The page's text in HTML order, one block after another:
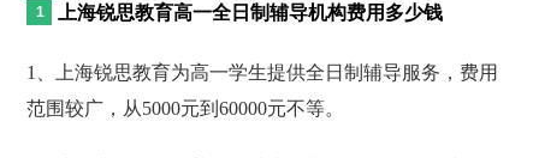
上海锐思教育高一全日制辅导机构费用多少钱
1、上海锐思教育为高一学生提供全日制辅导服务，费用
范围较广，从5000元到60000元不等。